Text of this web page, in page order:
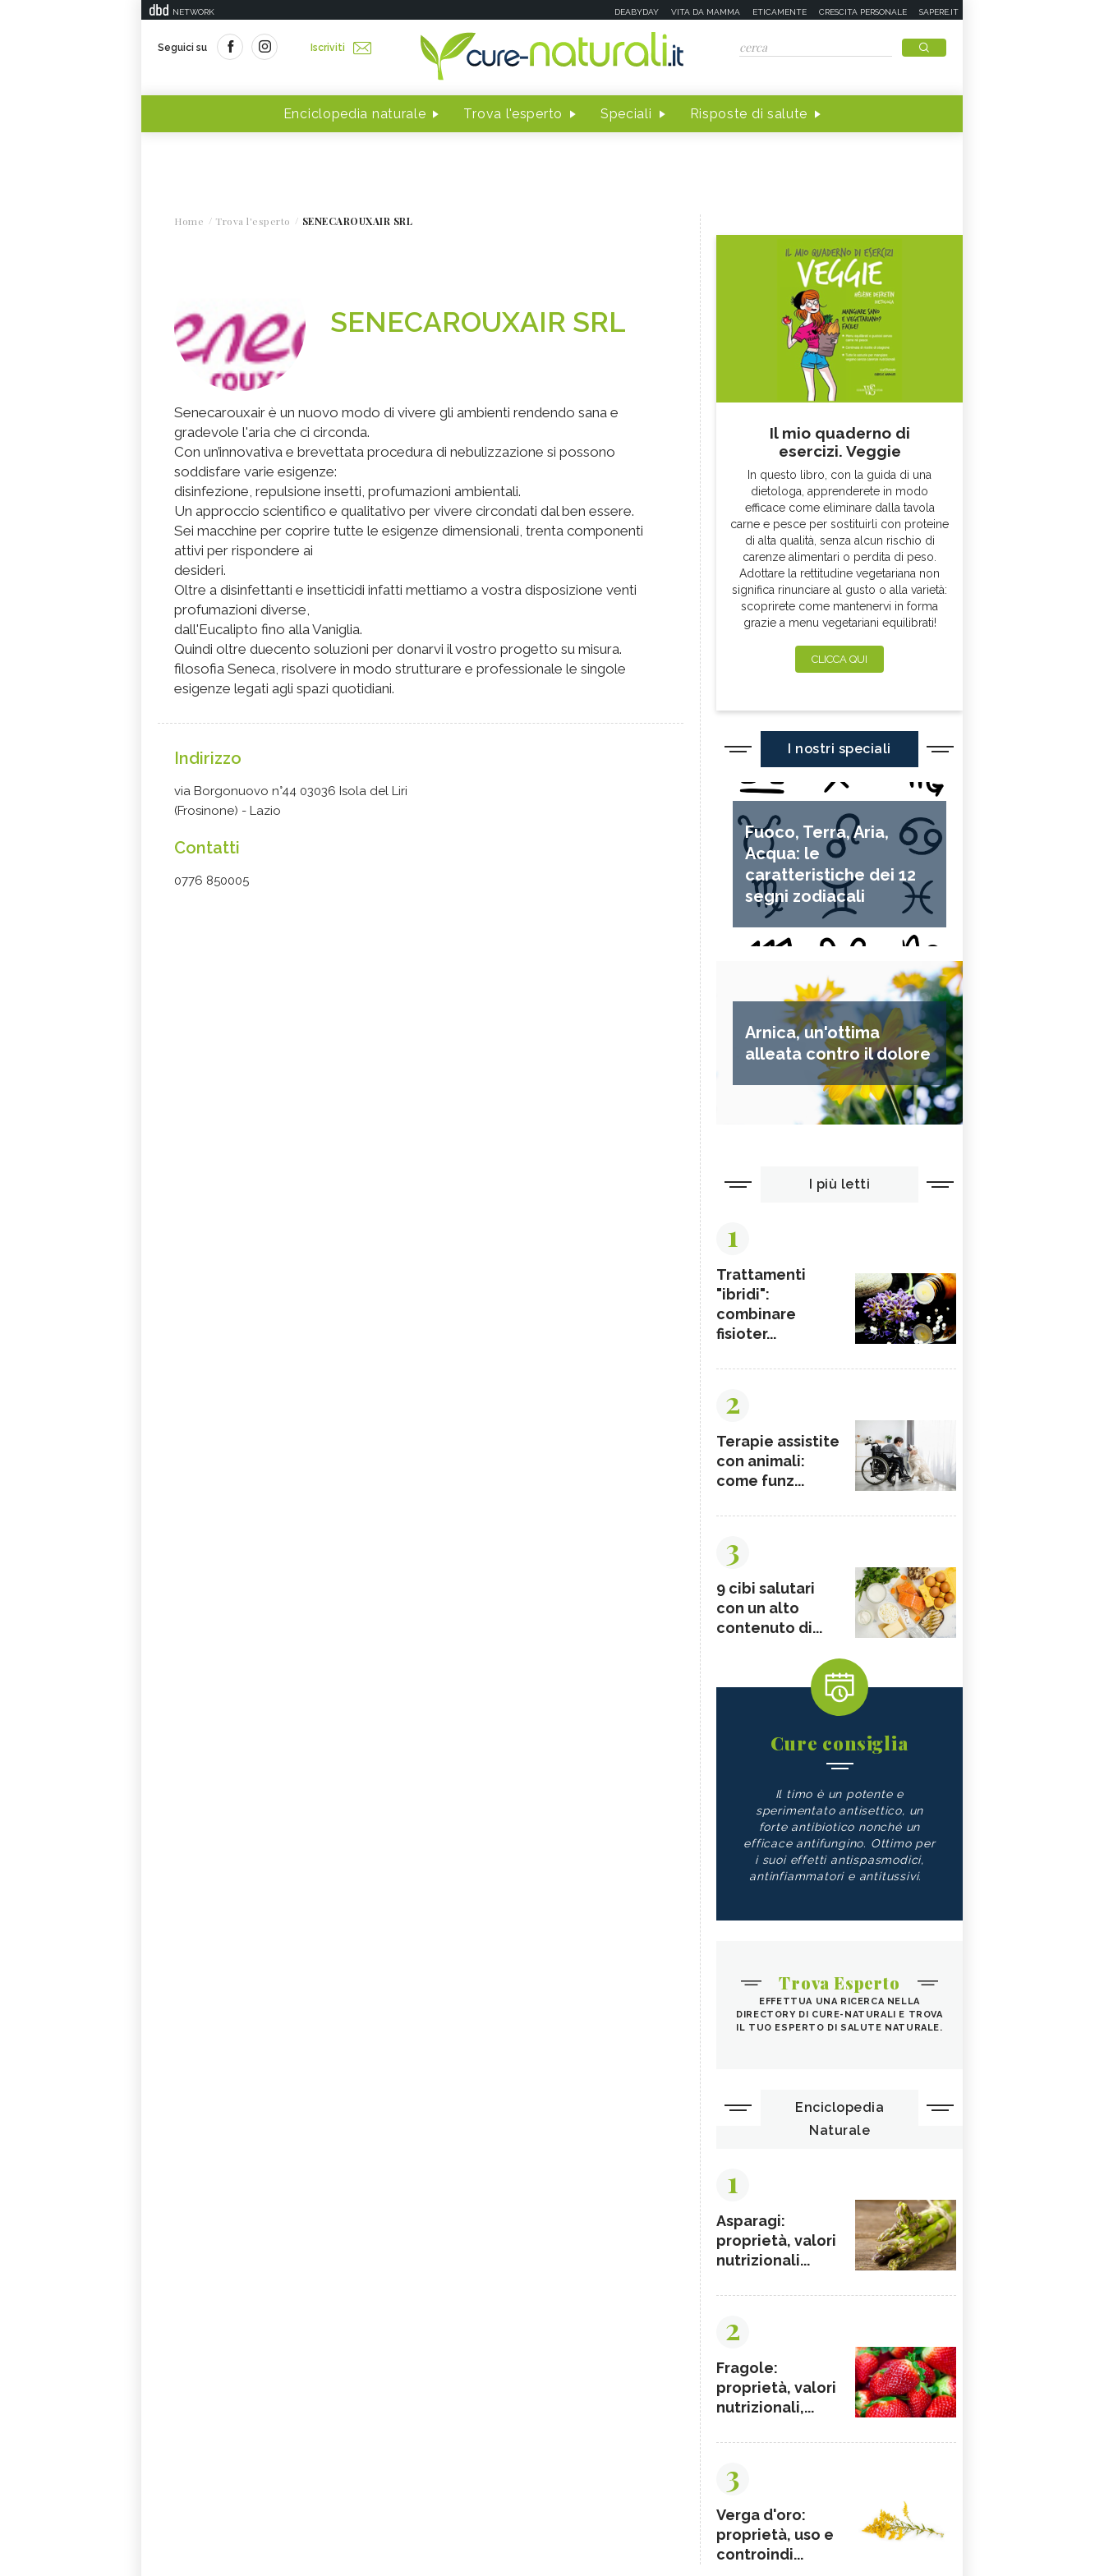
NETWORK DEABYDAY VITA DA MAMMA ETICAMENTE CRESCITA PERSONALE SAPERE.IT
Seguici su Iscriviti
Enciclopedia naturale Trova l'esperto Speciali Risposte di salute
Home Trova l'esperto SENECAROUXAIR SRL
SENECAROUXAIR SRL
Senecarouxair è un nuovo modo di vivere gli ambienti rendendo sana e
gradevole l'aria che ci circonda.
Con un’innovativa e brevettata procedura di nebulizzazione si possono
soddisfare varie esigenze:
disinfezione, repulsione insetti, profumazioni ambientali.
Un approccio scientifico e qualitativo per vivere circondati dal ben essere.
Sei macchine per coprire tutte le esigenze dimensionali, trenta componenti
attivi per rispondere ai
desideri.
Oltre a disinfettanti e insetticidi infatti mettiamo a vostra disposizione venti
profumazioni diverse,
dall'Eucalipto fino alla Vaniglia.
Quindi oltre duecento soluzioni per donarvi il vostro progetto su misura.
filosofia Seneca, risolvere in modo strutturare e professionale le singole
esigenze legati agli spazi quotidiani.
Indirizzo
via Borgonuovo n°44 03036 Isola del Liri
(Frosinone) - Lazio
Contatti
0776 850005
Il mio quaderno di
esercizi. Veggie
In questo libro, con la guida di una
dietologa, apprenderete in modo
efficace come eliminare dalla tavola
carne e pesce per sostituirli con proteine
di alta qualità, senza alcun rischio di
carenze alimentari o perdita di peso.
Adottare la rettitudine vegetariana non
significa rinunciare al gusto o alla varietà:
scoprirete come mantenervi in forma
grazie a menu vegetariani equilibrati!
CLICCA QUI
I nostri speciali
Fuoco, Terra, Aria,
Acqua: le
caratteristiche dei 12
segni zodiacali
Arnica, un'ottima
alleata contro il dolore
I più letti
1
Trattamenti
"ibridi":
combinare
fisioter...
2
Terapie assistite
con animali:
come funz...
3
9 cibi salutari
con un alto
contenuto di...
Cure consiglia
Il timo è un potente e
sperimentato antisettico, un
forte antibiotico nonché un
efficace antifungino. Ottimo per
i suoi effetti antispasmodici,
antinfiammatori e antitussivi.
Trova Esperto
EFFETTUA UNA RICERCA NELLA
DIRECTORY DI CURE-NATURALI E TROVA
IL TUO ESPERTO DI SALUTE NATURALE.
Enciclopedia
Naturale
1
Asparagi:
proprietà, valori
nutrizionali...
2
Fragole:
proprietà, valori
nutrizionali,...
3
Verga d'oro:
proprietà, uso e
controindi...